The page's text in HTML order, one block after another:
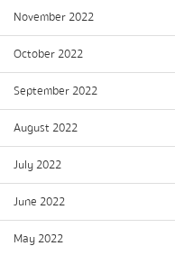
November 2022
October 2022
September 2022
August 2022
July 2022
June 2022
May 2022